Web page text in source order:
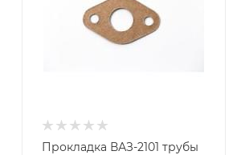
Прокладка ВАЗ-2101 трубы